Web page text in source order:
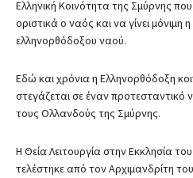
Ελληνική Κοινότητα της Σμύρνης
οριστικά ο ναός και να γίνει μόνιμη
ελληνορθόδοξου ναού.
Εδώ και χρόνια η Ελληνορθόδοξη
στεγάζεται σε έναν
τους Ολλανδούς της Σμύρνης.
Η Θεία Λειτουργία στην Εκκλησία
τελέστηκε από τον Αρχιμανδρίτη